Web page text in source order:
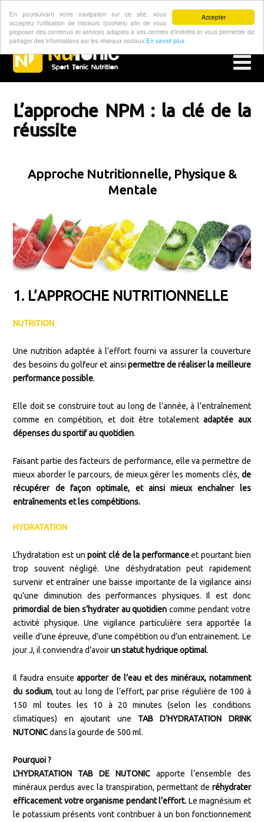
Accepter
En poursuivant votre navigation sur ce site, vous
acceptez l'utilisation de traceurs (cookies) afin de vous
proposer des contenus et services adaptés à vos centres d'intérêts et vous permettre de
partager des informations sur les réseaux sociaux En savoir plus
L’approche NPM : la clé de la
réussite
Approche Nutritionnelle, Physique &
Mentale
1. L’APPROCHE NUTRITIONNELLE
NUTRITION
Une nutrition adaptée à l’effort fourni va assurer la couverture
des besoins du golfeur et ainsipermettre de réaliser la meilleure
performance possible.
Elle doit se construire tout au long de l’année, à l’entraînement
comme en compétition, et doit être totalementadaptée aux
dépenses du sportif au quotidien.
Faisant partie des facteurs de performance, elle va permettre de
mieux aborder le parcours, de mieux gérer les moments clés, de
récupérer de façon optimale, et ainsi mieux enchaîner les
entraînements et les compétitions.
HYDRATATION
L’hydratation est unpoint clé de la performanceet pourtant bien
trop souvent négligé. Une déshydratation peut rapidement
survenir et entraîner une baisse importante de la vigilance ainsi
qu’une diminution des performances physiques. Il est donc
primordial de bien s’hydrater au quotidien comme pendant votre
activité physique. Une vigilance particulière sera apportée la
veille d’une épreuve, d’une compétition ou d’un entrainement. Le
jour J, il conviendra d’avoirun statut hydrique optimal.
Il faudra ensuiteapporter de l’eau et des minéraux, notamment
du sodium, tout au long de l’effort, par prise régulière de 100 à
150 ml toutes les 10 à 20 minutes (selon les conditions
climatiques) en ajoutant une TAB D’HYDRATATION DRINK
NUTONICdans la gourde de 500 ml.
Pourquoi ?
L’HYDRATATION TAB DE NUTONIC apporte l’ensemble des
minéraux perdus avec la transpiration, permettant de réhydrater
efficacement votre organisme pendant l’effort. Le magnésium et
le potassium présents vont contribuer à un bon fonctionnement